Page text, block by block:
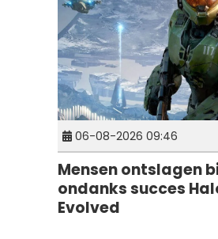
06-08-2026 09:46
Mensen ontslagen
ondanks succes
Evolved